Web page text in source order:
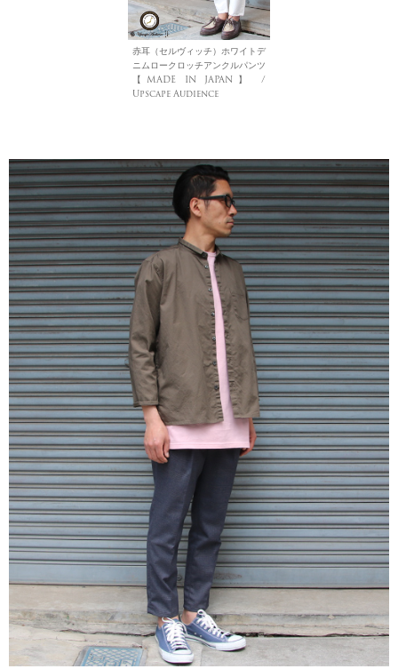
赤耳（セルヴィッチ）ホワイトデ
ニムロークロッチアンクルパンツ
【MADE IN JAPAN】 /
Upscape Audience